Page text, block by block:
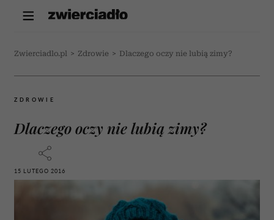
Zwierciadlo.pl > Zdrowie > Dlaczego oczy nie lubią zimy?
ZDROWIE
Dlaczego oczy nie lubią zimy?
15 LUTEGO 2016